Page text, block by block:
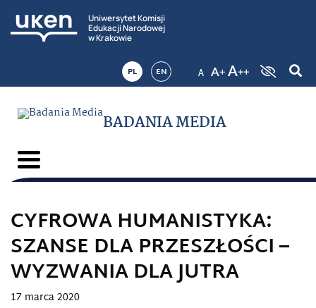
Uniwersytet Komisji
Edukacji Narodowej
w Krakowie
PL EN
BADANIA MEDIA
CYFROWA HUMANISTYKA:
SZANSE DLA PRZESZŁOŚCI –
WYZWANIA DLA JUTRA
17 marca 2020